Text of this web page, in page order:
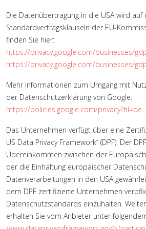
Die Datenübertragung in die USA wird auf
Standardvertragsklauseln der EU-
finden Sie hier:
https://privacy.google.com/businesses/
https://privacy.google.com/businesses/
Mehr Informationen zum Umgang mit
der Datenschutzerklärung von Google:
https://policies.google.com/privacy?hl=de.
Das Unternehmen verfügt über eine
US Data Privacy Framework“ (DPF). Der
Übereinkommen zwischen der
der die Einhaltung europäischer
Datenverarbeitungen in den USA
dem DPF zertifizierte Unternehmen
Datenschutzstandards einzuhalten.
erhalten Sie vom Anbieter unter